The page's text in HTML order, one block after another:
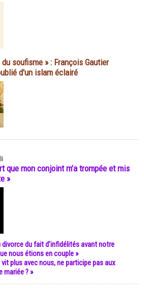
soufisme » : François Gautier
d'un islam éclairé
que mon conjoint m’a trompée et mis
»
divorce du fait d’infidélités avant notre
nous étions en couple »
vit plus avec nous, ne participe pas aux
mariée ? »